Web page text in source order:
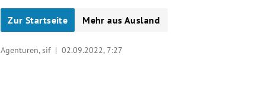
Zur Startseite Mehr aus Ausland
Agenturen, sif |02.09.2022, 7:27